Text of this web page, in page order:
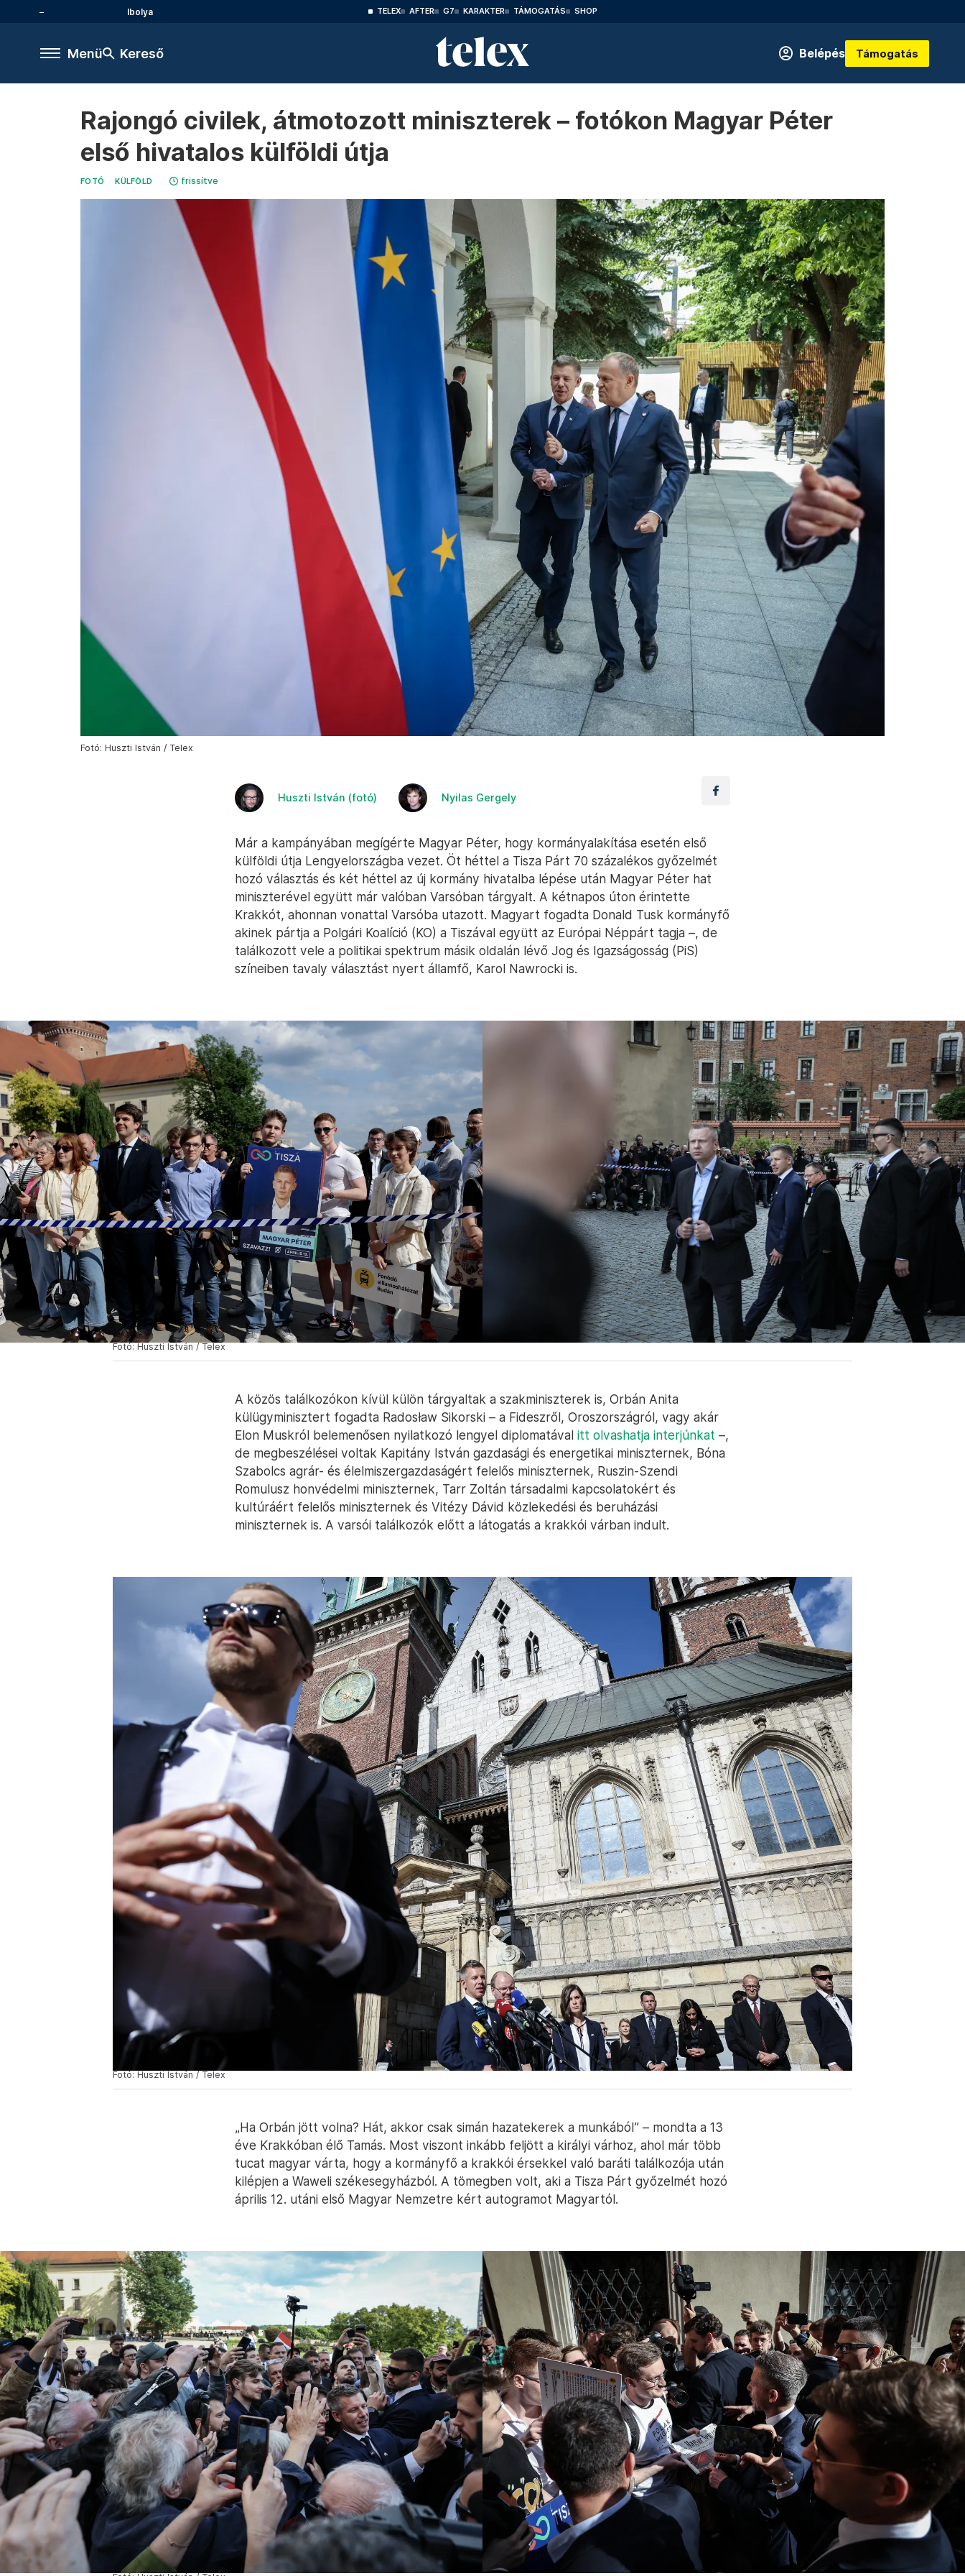
Ibolya TELEX AFTER G7 KARAKTER TÁMOGATÁS SHOP
Menü Kereső Belépés Támogatás
Rajongó civilek, átmotozott miniszterek – fotókon Magyar Péter
első hivatalos külföldi útja
FOTÓ KÜLFÖLD frissítve
Fotó: Huszti István / Telex
Huszti István (fotó) Nyilas Gergely
Már a kampányában megígérte Magyar Péter, hogy kormányalakítása esetén első
külföldi útja Lengyelországba vezet. Öt héttel a Tisza Párt 70 százalékos győzelmét
hozó választás és két héttel az új kormány hivatalba lépése után Magyar Péter hat
miniszterével együtt már valóban Varsóban tárgyalt. A kétnapos úton érintette
Krakkót, ahonnan vonattal Varsóba utazott. Magyart fogadta Donald Tusk kormányfő
akinek pártja a Polgári Koalíció (KO) a Tiszával együtt az Európai Néppárt tagja –, de
találkozott vele a politikai spektrum másik oldalán lévő Jog és Igazságosság (PiS)
színeiben tavaly választást nyert államfő, Karol Nawrocki is.
Fotó: Huszti István / Telex
A közös találkozókon kívül külön tárgyaltak a szakminiszterek is, Orbán Anita
külügyminisztert fogadta Radosław Sikorski – a Fideszről, Oroszországról, vagy akár
Elon Muskról belemenősen nyilatkozó lengyel diplomatával itt olvashatja interjúnkat –,
de megbeszélései voltak Kapitány István gazdasági és energetikai miniszternek, Bóna
Szabolcs agrár- és élelmiszergazdaságért felelős miniszternek, Ruszin-Szendi
Romulusz honvédelmi miniszternek, Tarr Zoltán társadalmi kapcsolatokért és
kultúráért felelős miniszternek és Vitézy Dávid közlekedési és beruházási
miniszternek is. A varsói találkozók előtt a látogatás a krakkói várban indult.
Fotó: Huszti István / Telex
„Ha Orbán jött volna? Hát, akkor csak simán hazatekerek a munkából” – mondta a 13
éve Krakkóban élő Tamás. Most viszont inkább feljött a királyi várhoz, ahol már több
tucat magyar várta, hogy a kormányfő a krakkói érsekkel való baráti találkozója után
kilépjen a Waweli székesegyházból. A tömegben volt, aki a Tisza Párt győzelmét hozó
április 12. utáni első Magyar Nemzetre kért autogramot Magyartól.